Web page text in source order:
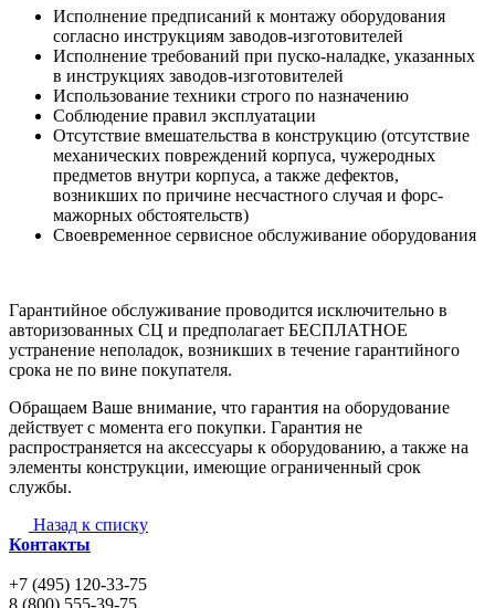
Исполнение предписаний к монтажу оборудования
согласно инструкциям заводов-изготовителей
Исполнение требований при пуско-наладке, указанных
в инструкциях заводов-изготовителей
Использование техники строго по назначению
Соблюдение правил эксплуатации
Отсутствие вмешательства в конструкцию (отсутствие
механических повреждений корпуса, чужеродных
предметов внутри корпуса, а также дефектов,
возникших по причине несчастного случая и форс-
мажорных обстоятельств)
Своевременное сервисное обслуживание оборудования
Гарантийное обслуживание проводится исключительно в
авторизованных СЦ и предполагает БЕСПЛАТНОЕ
устранение неполадок, возникших в течение гарантийного
срока не по вине покупателя.
Обращаем Ваше внимание, что гарантия на оборудование
действует с момента его покупки. Гарантия не
распространяется на аксессуары к оборудованию, а также на
элементы конструкции, имеющие ограниченный срок
службы.
Назад к списку
Контакты
+7 (495) 120-33-75
8 (800) 555-39-75